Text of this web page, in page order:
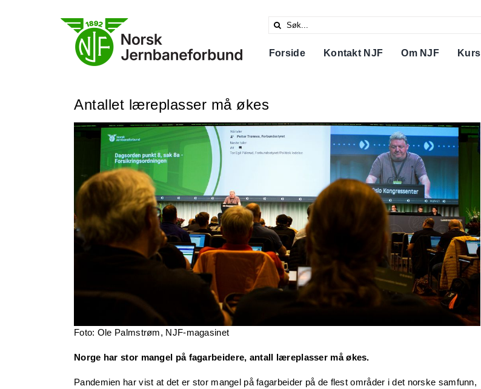
Search
Forside
Kontakt NJF Om NJF Kurs
Antallet læreplasser må økes
Foto: Ole Palmstrøm, NJF-magasinet
Norge har stor mangel på fagarbeidere, antall læreplasser må økes.
Pandemien har vist at det er stor mangel på fagarbeider på de flest områder i det norske samfunn,